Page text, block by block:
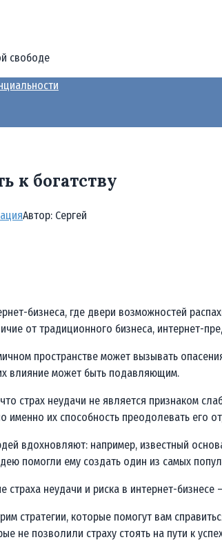
свободе
к богатству
Автор: Cергей
бизнеса, где двери возможностей
от традиционного бизнеса, интернет-
пространстве может вызывать
влияние может быть подавляющим.
страх неудачи не является признаком
именно их способность преодолевать его
вдохновляют: например, известный
помогли ему создать один из самых
страха неудачи и риска в интернет-
стратегии, которые помогут вам
не позволили страху стоять на пути к